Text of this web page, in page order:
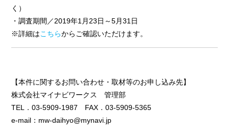
く）
・調査期間／2019年1月23日～5月31日
※詳細はこちらからご確認いただけます。
【本件に関するお問い合わせ・取材等のお申し込み先】
株式会社マイナビワークス 管理部
TEL．03-5909-1987 FAX．03-5909-5365
e-mail：mw-daihyo@mynavi.jp